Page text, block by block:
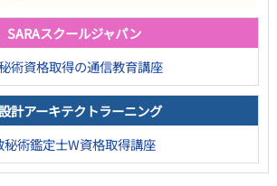
SARAスクールジャパン
術資格取得の通信教育講座
計アーキテクトラーニング
秘術鑑定士W資格取得講座